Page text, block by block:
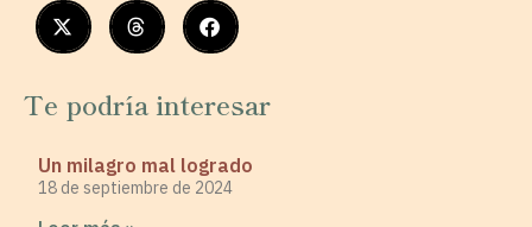
Te podría interesar
Un milagro mal logrado
18 de septiembre de 2024